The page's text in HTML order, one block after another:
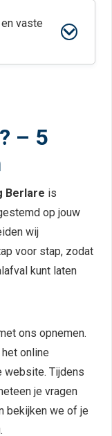
vaste
– 5
Berlare is
op jouw
wij
voor stap, zodat
kunt laten
ons opnemen.
online
website. Tijdens
je vragen
bekijken we of je